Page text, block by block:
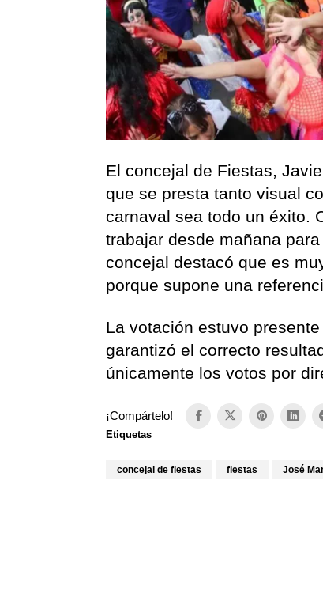
El concejal de Fiestas,
que se presta tanto visual
carnaval sea todo un éxito.
trabajar desde mañana
concejal destacó que es
porque supone una
La votación estuvo
garantizó el correcto
únicamente los votos por
¡Compártelo!
Etiquetas
concejal de fiestas fiestas José